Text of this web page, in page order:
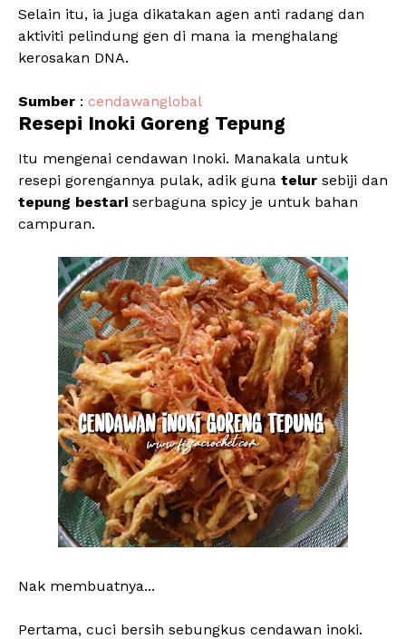
Selain itu, ia juga dikatakan agen anti radang dan
aktiviti pelindung gen di mana ia menghalang
kerosakan DNA.
Sumber : cendawanglobal
Resepi Inoki Goreng Tepung
Itu mengenai cendawan Inoki. Manakala untuk
resepi gorengannya pulak, adik guna telur sebiji dan
tepung bestari serbaguna spicy je untuk bahan
campuran.
Nak membuatnya...
Pertama, cuci bersih sebungkus cendawan inoki.